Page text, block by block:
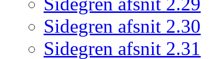
Sidegren afsnit 2.30
Sidegren afsnit 2.31